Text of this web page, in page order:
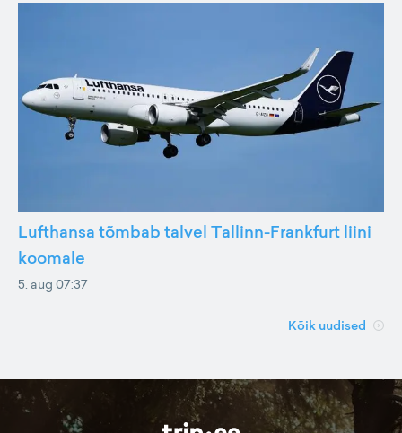
Lufthansa tõmbab talvel Tallinn-Frankfurt liini
koomale
5. aug 07:37
Kõik uudised